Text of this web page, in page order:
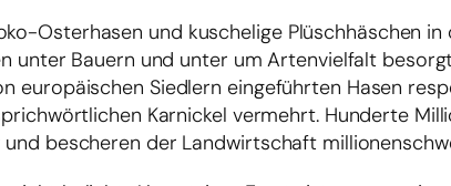
Osterhasen und kuschelige Plüschhäschen
unter Bauern und unter um Artenvielfalt
europäischen Siedlern eingeführten Hasen
Karnickel vermehrt. Hunderte
bescheren der Landwirtschaft